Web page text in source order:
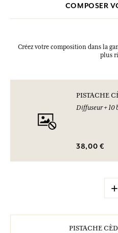
COMPOSER
Créez votre composition dans la
plus
PISTACHE
Diffuseur + 10
38,00 €
+
PISTACHE